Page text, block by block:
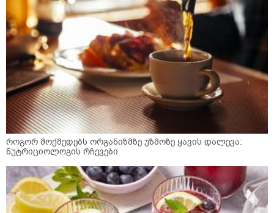
როგორ მოქმედებს ორგანიზმზე უზმოზე ყავის დალევა:
ნუტრიციოლოგის რჩევები